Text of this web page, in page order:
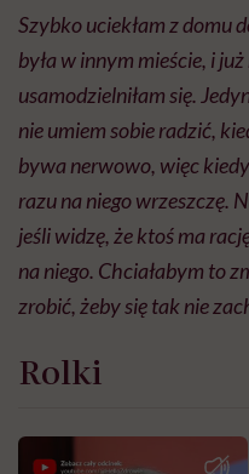
Szybko uciekłam z domu
była w innym mieście, i
usamodzielniłam się.
nie umiem sobie radzić,
bywa nerwowo, więc
razu na niego wrzeszczę.
jeśli widzę, że ktoś ma
na niego. Chciałabym to
zrobić, żeby się tak nie
Rolki